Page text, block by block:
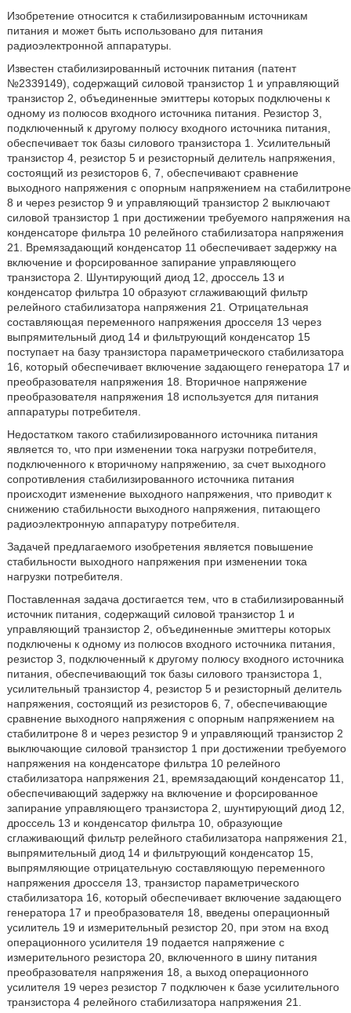
Изобретение относится к стабилизированным источникам
питания и может быть использовано для питания
радиоэлектронной аппаратуры.
Известен стабилизированный источник питания (патент
№2339149), содержащий силовой транзистор 1 и управляющий
транзистор 2, объединенные эмиттеры которых подключены к
одному из полюсов входного источника питания. Резистор 3,
подключенный к другому полюсу входного источника питания,
обеспечивает ток базы силового транзистора 1. Усилительный
транзистор 4, резистор 5 и резисторный делитель напряжения,
состоящий из резисторов 6, 7, обеспечивают сравнение
выходного напряжения с опорным напряжением на стабилитроне
8 и через резистор 9 и управляющий транзистор 2 выключают
силовой транзистор 1 при достижении требуемого напряжения на
конденсаторе фильтра 10 релейного стабилизатора напряжения
21. Времязадающий конденсатор 11 обеспечивает задержку на
включение и форсированное запирание управляющего
транзистора 2. Шунтирующий диод 12, дроссель 13 и
конденсатор фильтра 10 образуют сглаживающий фильтр
релейного стабилизатора напряжения 21. Отрицательная
составляющая переменного напряжения дросселя 13 через
выпрямительный диод 14 и фильтрующий конденсатор 15
поступает на базу транзистора параметрического стабилизатора
16, который обеспечивает включение задающего генератора 17 и
преобразователя напряжения 18. Вторичное напряжение
преобразователя напряжения 18 используется для питания
аппаратуры потребителя.
Недостатком такого стабилизированного источника питания
является то, что при изменении тока нагрузки потребителя,
подключенного к вторичному напряжению, за счет выходного
сопротивления стабилизированного источника питания
происходит изменение выходного напряжения, что приводит к
снижению стабильности выходного напряжения, питающего
радиоэлектронную аппаратуру потребителя.
Задачей предлагаемого изобретения является повышение
стабильности выходного напряжения при изменении тока
нагрузки потребителя.
Поставленная задача достигается тем, что в стабилизированный
источник питания, содержащий силовой транзистор 1 и
управляющий транзистор 2, объединенные эмиттеры которых
подключены к одному из полюсов входного источника питания,
резистор 3, подключенный к другому полюсу входного источника
питания, обеспечивающий ток базы силового транзистора 1,
усилительный транзистор 4, резистор 5 и резисторный делитель
напряжения, состоящий из резисторов 6, 7, обеспечивающие
сравнение выходного напряжения с опорным напряжением на
стабилитроне 8 и через резистор 9 и управляющий транзистор 2
выключающие силовой транзистор 1 при достижении требуемого
напряжения на конденсаторе фильтра 10 релейного
стабилизатора напряжения 21, времязадающий конденсатор 11,
обеспечивающий задержку на включение и форсированное
запирание управляющего транзистора 2, шунтирующий диод 12,
дроссель 13 и конденсатор фильтра 10, образующие
сглаживающий фильтр релейного стабилизатора напряжения 21,
выпрямительный диод 14 и фильтрующий конденсатор 15,
выпрямляющие отрицательную составляющую переменного
напряжения дросселя 13, транзистор параметрического
стабилизатора 16, который обеспечивает включение задающего
генератора 17 и преобразователя 18, введены операционный
усилитель 19 и измерительный резистор 20, при этом на вход
операционного усилителя 19 подается напряжение с
измерительного резистора 20, включенного в шину питания
преобразователя напряжения 18, а выход операционного
усилителя 19 через резистор 7 подключен к базе усилительного
транзистора 4 релейного стабилизатора напряжения 21.